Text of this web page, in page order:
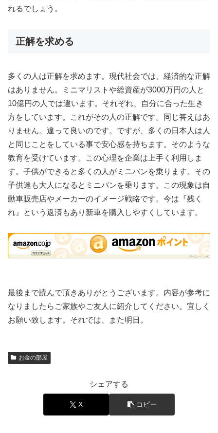
れるでしょう。
正解を求める
多くの人は正解を求めます。現代社会では、経済的な正解
はありません。ミニマリストや総資産が3000万円の人と
10億円の人では違います。それぞれ、自分に合った生き
方をしています。これがその人の正解です。同じ答えはあ
りません。違って良いのです。ですが、多くの日本人は人
と同じことをしている事で安心感を持ちます。そのような
教育を受けています。この心理を企業は上手く利用しま
す。子供ができると多くの人がミニバンを乗ります。その
子供達も大人になるとミニバンを乗ります。この現象は自
動車販売店やメーカーのイメージ戦略です。今は『残く
れ』という返済もあり新車を購入しやすくしています。
最後まで読んで頂きありがとうございます。内容が参考に
なりましたらご家族やご友人に紹介してください。宜しく
お願い致します。それでは、また明日。
お金の部屋
シェアする
X コピー